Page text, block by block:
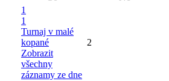
1
1
Turnaj v malé
kopané
Zobrazit
všechny
záznamy ze dne
2